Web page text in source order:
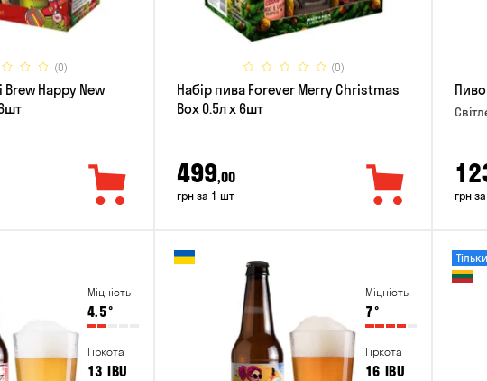
(0)
Happy New
(0)
Набір пива Forever Merry Christmas
Box 0.5л x 6шт
499,00
грн за 1 шт грн
Міцність
4.5°
Гіркота
13 IBU
Міцність
7°
Гіркота
16 IBU